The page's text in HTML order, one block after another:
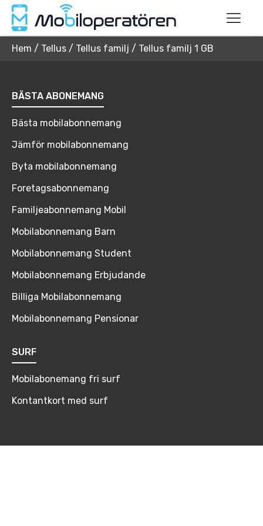
Hem / Tellus / Tellus familj / Tellus familj 1 GB
BÄSTA ABONEMANG
Bästa mobilabonnemang
Jämför mobilabonnemang
Byta mobilabonnemang
Foretagsabonnemang
Familjeabonnemang Mobil
Mobilabonnemang Barn
Mobilabonnemang Student
Mobilabonnemang Erbjudande
Billiga Mobilabonnemang
Mobilabonnemang Pensionar
SURF
Mobilabonemang fri surf
Kontantkort med surf